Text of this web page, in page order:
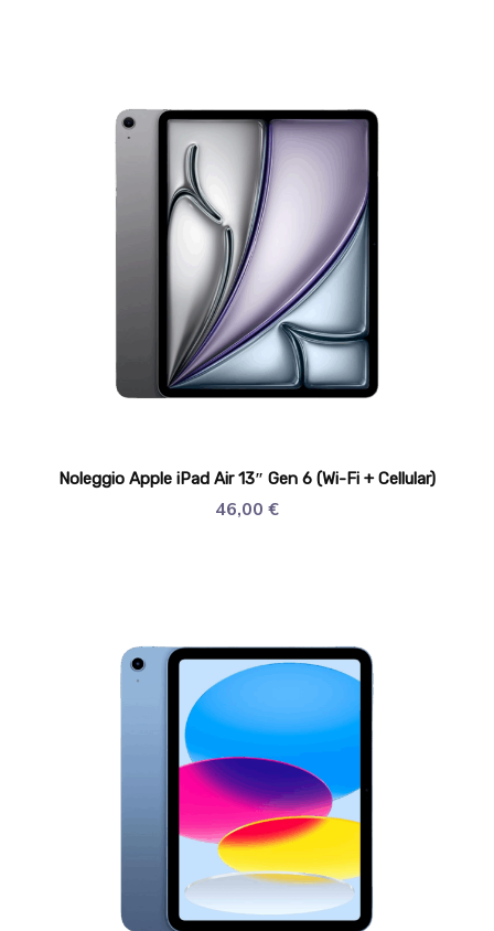
Noleggio Apple iPad Air 13″ Gen 6 (Wi-Fi + Cellular)
46,00 €